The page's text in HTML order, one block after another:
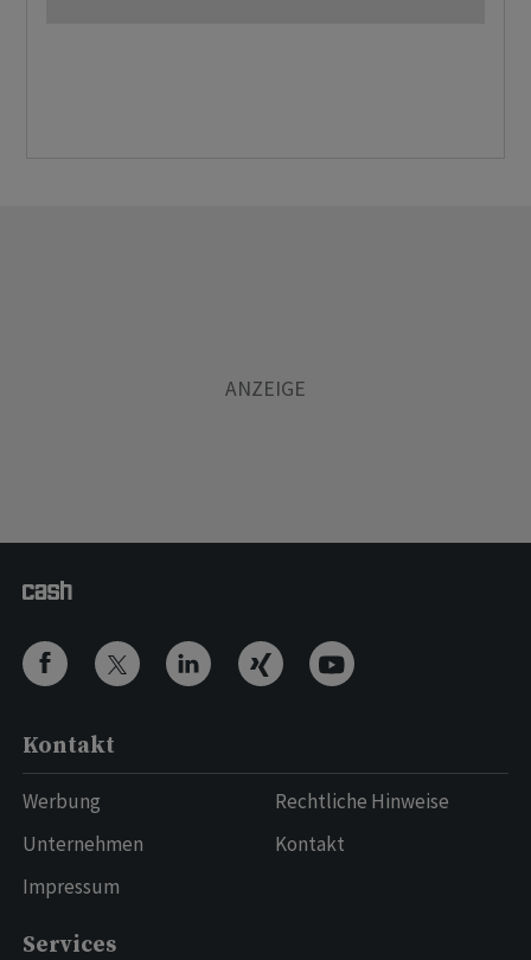
Kontakt
Werbung
Unternehmen
Impressum
Rechtliche Hinweise
Kontakt
Services